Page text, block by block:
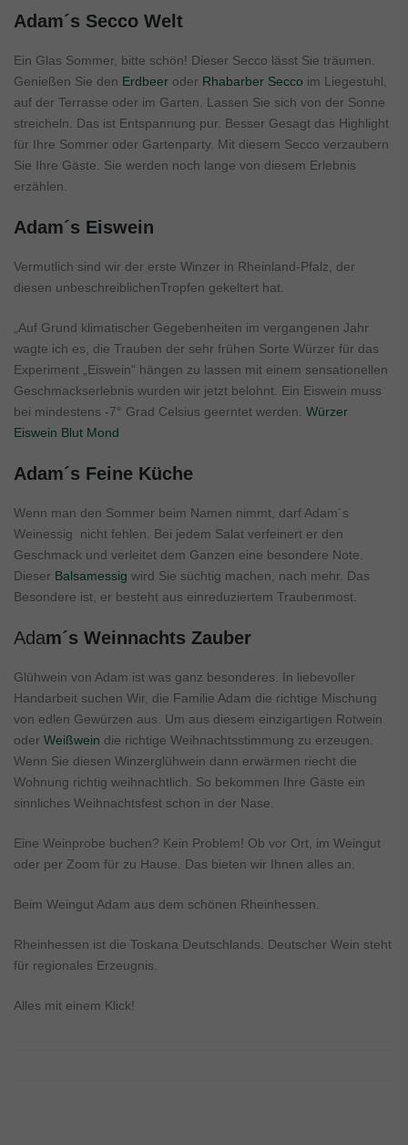
Adam´s Secco Welt
Ein Glas Sommer, bitte schön! Dieser Secco lässt Sie träumen.
Genießen Sie den Erdbeer oder Rhabarber Secco im Liegestuhl,
auf der Terrasse oder im Garten. Lassen Sie sich von der Sonne
streicheln. Das ist Entspannung pur. Besser Gesagt das Highlight
für Ihre Sommer oder Gartenparty. Mit diesem Secco verzaubern
Sie Ihre Gäste. Sie werden noch lange von diesem Erlebnis
erzählen.
Adam´s Eiswein
Vermutlich sind wir der erste Winzer in Rheinland-Pfalz,
der
diesen unbeschreiblichenTropfen gekeltert hat.
„Auf Grund klimatischer Gegebenheiten im vergangenen Jahr
wagte ich es, die Trauben der sehr frühen Sorte Würzer für das
Experiment „Eiswein“ hängen zu lassen mit einem sensationellen
Geschmackserlebnis wurden wir jetzt belohnt. Ein Eiswein muss
bei mindestens -7° Grad Celsius geerntet werden. Würzer
Eiswein Blut Mond
Adam´s Feine Küche
Wenn man den Sommer beim Namen nimmt, darf Adam´s
Weinessig nicht fehlen. Bei jedem Salat verfeinert er den
Geschmack und verleitet dem Ganzen eine besondere Note.
Dieser Balsamessig wird Sie süchtig machen, nach mehr. Das
Besondere ist, er besteht aus einreduziertem Traubenmost.
Adam´s Weinnachts Zauber
Glühwein von Adam ist was ganz besonderes. In liebevoller
Handarbeit suchen Wir, die Familie Adam die richtige Mischung
von edlen Gewürzen aus. Um aus diesem einzigartigen Rotwein
oder Weißwein die richtige Weihnachtsstimmung zu erzeugen.
Wenn Sie diesen Winzerglühwein dann erwärmen riecht die
Wohnung richtig weihnachtlich. So bekommen Ihre Gäste ein
sinnliches Weihnachtsfest schon in der Nase.
Eine Weinprobe buchen? Kein Problem! Ob vor Ort, im Weingut
oder per Zoom für zu Hause. Das bieten wir Ihnen alles an.
Beim Weingut Adam aus dem schönen Rheinhessen
Rheinhessen ist die Toskana Deutschlands
Deutscher Wein steht
für regionales Erzeugnis.
Alles mit einem Klick!